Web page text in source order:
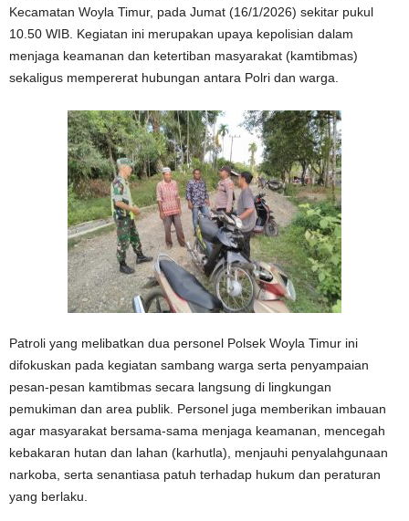
Kecamatan Woyla Timur, pada Jumat (16/1/2026) sekitar pukul
10.50 WIB. Kegiatan ini merupakan upaya kepolisian dalam
menjaga keamanan dan ketertiban masyarakat (kamtibmas)
sekaligus mempererat hubungan antara Polri dan warga.
Patroli yang melibatkan dua personel Polsek Woyla Timur ini
difokuskan pada kegiatan sambang warga serta penyampaian
pesan-pesan kamtibmas secara langsung di lingkungan
pemukiman dan area publik. Personel juga memberikan imbauan
agar masyarakat bersama-sama menjaga keamanan, mencegah
kebakaran hutan dan lahan (karhutla), menjauhi penyalahgunaan
narkoba, serta senantiasa patuh terhadap hukum dan peraturan
yang berlaku.